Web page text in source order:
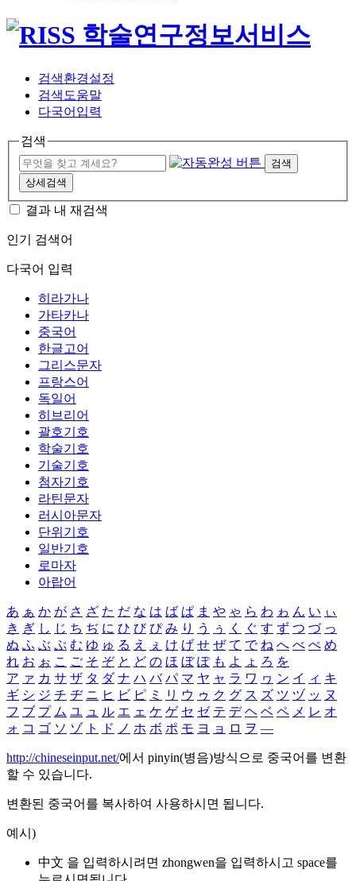
검색환경설정
검색도움말
다국어입력
검색
검색
상세검색
결과 내 재검색
인기 검색어
다국어 입력
히라가나
가타카나
중국어
한글고어
그리스문자
프랑스어
독일어
히브리어
괄호기호
학술기호
기술기호
첨자기호
라틴문자
러시아문자
단위기호
일반기호
로마자
아랍어
あ ぁ か が さ ざ た だ な は ば ぱ ま や ゃ ら わ ゎ ん い ぃ
き ぎ し じ ち ぢ に ひ び ぴ み り う ぅ く ぐ す ず つ づ っ
ぬ ふ ぶ ぷ む ゆ ゅ る え ぇ け げ せ ぜ て で ね へ べ ぺ め
れ お ぉ こ ご そ ぞ と ど の ほ ぼ ぽ も よ ょ ろ を
ア ァ カ サ ザ タ ダ ナ ハ バ パ マ ヤ ャ ラ ワ ヮ ン イ ィ キ
ギ シ ジ チ ヂ ニ ヒ ビ ピ ミ リ ウ ゥ ク グ ス ズ ツ ヅ ッ ヌ
フ ブ プ ム ユ ュ ル エ ェ ケ ゲ セ ゼ テ デ ヘ ベ ペ メ レ オ
ォ コ ゴ ソ ゾ ト ド ノ ホ ボ ポ モ ヨ ョ ロ ヲ ―
http://chineseinput.net/에서 pinyin(병음)방식으로 중국어를 변환
할 수 있습니다.
변환된 중국어를 복사하여 사용하시면 됩니다.
예시)
中文 을 입력하시려면 zhongwen을 입력하시고 space를